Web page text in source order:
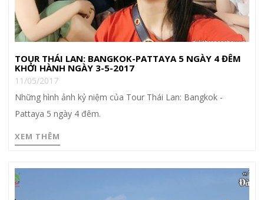
TOUR THÁI LAN: BANGKOK-PATTAYA 5 NGÀY 4 ĐÊM
KHỞI HÀNH NGÀY 3-5-2017
11/05/2017
Những hình ảnh kỷ niệm của Tour Thái Lan: Bangkok -
Pattaya 5 ngày 4 đêm.
XEM THÊM